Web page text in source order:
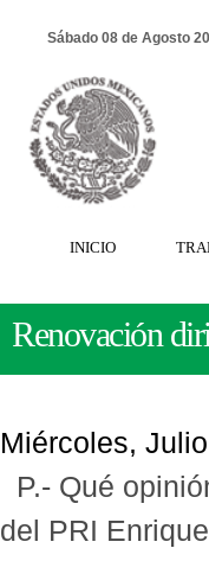
Sábado 08 de Agosto
INICIO
Renovación
Miércoles,
P.- Qué
del PRI